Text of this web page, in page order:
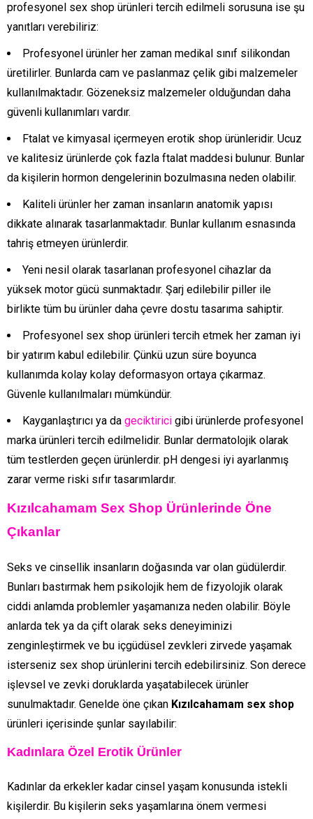
profesyonel sex shop ürünleri tercih edilmeli sorusuna ise şu
yanıtları verebiliriz:
Profesyonel ürünler her zaman medikal sınıf silikondan
üretilirler. Bunlarda cam ve paslanmaz çelik gibi malzemeler
kullanılmaktadır. Gözeneksiz malzemeler olduğundan daha
güvenli kullanımları vardır.
Ftalat ve kimyasal içermeyen erotik shop ürünleridir. Ucuz
ve kalitesiz ürünlerde çok fazla ftalat maddesi bulunur. Bunlar
da kişilerin hormon dengelerinin bozulmasına neden olabilir.
Kaliteli ürünler her zaman insanların anatomik yapısı
dikkate alınarak tasarlanmaktadır. Bunlar kullanım esnasında
tahriş etmeyen ürünlerdir.
Yeni nesil olarak tasarlanan profesyonel cihazlar da
yüksek motor gücü sunmaktadır. Şarj edilebilir piller ile
birlikte tüm bu ürünler daha çevre dostu tasarıma sahiptir.
Profesyonel sex shop ürünleri tercih etmek her zaman iyi
bir yatırım kabul edilebilir. Çünkü uzun süre boyunca
kullanımda kolay kolay deformasyon ortaya çıkarmaz.
Güvenle kullanılmaları mümkündür.
Kayganlaştırıcı ya da geciktirici gibi ürünlerde profesyonel
marka ürünleri tercih edilmelidir. Bunlar dermatolojik olarak
tüm testlerden geçen ürünlerdir. pH dengesi iyi ayarlanmış
zarar verme riski sıfır tasarımlardır.
Kızılcahamam Sex Shop Ürünlerinde Öne
Çıkanlar
Seks ve cinsellik insanların doğasında var olan güdülerdir.
Bunları bastırmak hem psikolojik hem de fizyolojik olarak
ciddi anlamda problemler yaşamanıza neden olabilir. Böyle
anlarda tek ya da çift olarak seks deneyiminizi
zenginleştirmek ve bu içgüdüsel zevkleri zirvede yaşamak
isterseniz sex shop ürünlerini tercih edebilirsiniz. Son derece
işlevsel ve zevki doruklarda yaşatabilecek ürünler
sunulmaktadır. Genelde öne çıkan Kızılcahamam sex shop
ürünleri içerisinde şunlar sayılabilir:
Kadınlara Özel Erotik Ürünler
Kadınlar da erkekler kadar cinsel yaşam konusunda istekli
kişilerdir. Bu kişilerin seks yaşamlarına önem vermesi